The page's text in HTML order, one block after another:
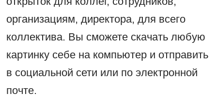
организациям, директора, для всего
коллектива. Вы сможете скачать любую
картинку себе на компьютер и отправить
в социальной сети или по электронной
почте.